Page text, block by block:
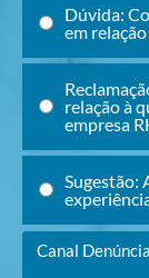
Dúvida:
em
relação à
empresa
Sugestão:
Canal